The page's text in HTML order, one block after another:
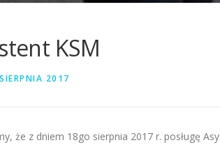
KSM
2017
że z dniem 18go sierpnia 2017 r. posługę